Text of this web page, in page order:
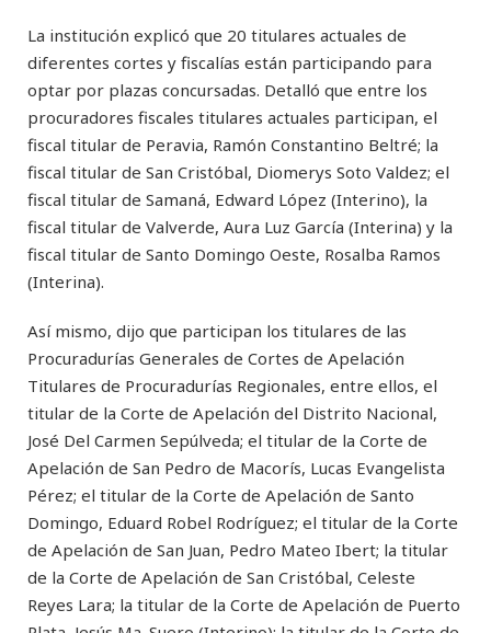
La institución explicó que 20 titulares actuales de
diferentes cortes y fiscalías están participando para
optar por plazas concursadas. Detalló que entre los
procuradores fiscales titulares actuales participan, el
fiscal titular de Peravia, Ramón Constantino Beltré; la
fiscal titular de San Cristóbal, Diomerys Soto Valdez; el
fiscal titular de Samaná, Edward López (Interino), la
fiscal titular de Valverde, Aura Luz García (Interina) y la
fiscal titular de Santo Domingo Oeste, Rosalba Ramos
(Interina).
Así mismo, dijo que participan los titulares de las
Procuradurías Generales de Cortes de Apelación
Titulares de Procuradurías Regionales, entre ellos, el
titular de la Corte de Apelación del Distrito Nacional,
José Del Carmen Sepúlveda; el titular de la Corte de
Apelación de San Pedro de Macorís, Lucas Evangelista
Pérez; el titular de la Corte de Apelación de Santo
Domingo, Eduard Robel Rodríguez; el titular de la Corte
de Apelación de San Juan, Pedro Mateo Ibert; la titular
de la Corte de Apelación de San Cristóbal, Celeste
Reyes Lara; la titular de la Corte de Apelación de Puerto